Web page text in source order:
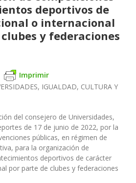
deportivos de
o internacional
y federaciones
Imprimir
IGUALDAD, CULTURA Y
del consejero de Universidades,
de 17 de junio de 2022, por la
públicas, en régimen de
para la organización de
deportivos de carácter
por parte de clubes y federaciones